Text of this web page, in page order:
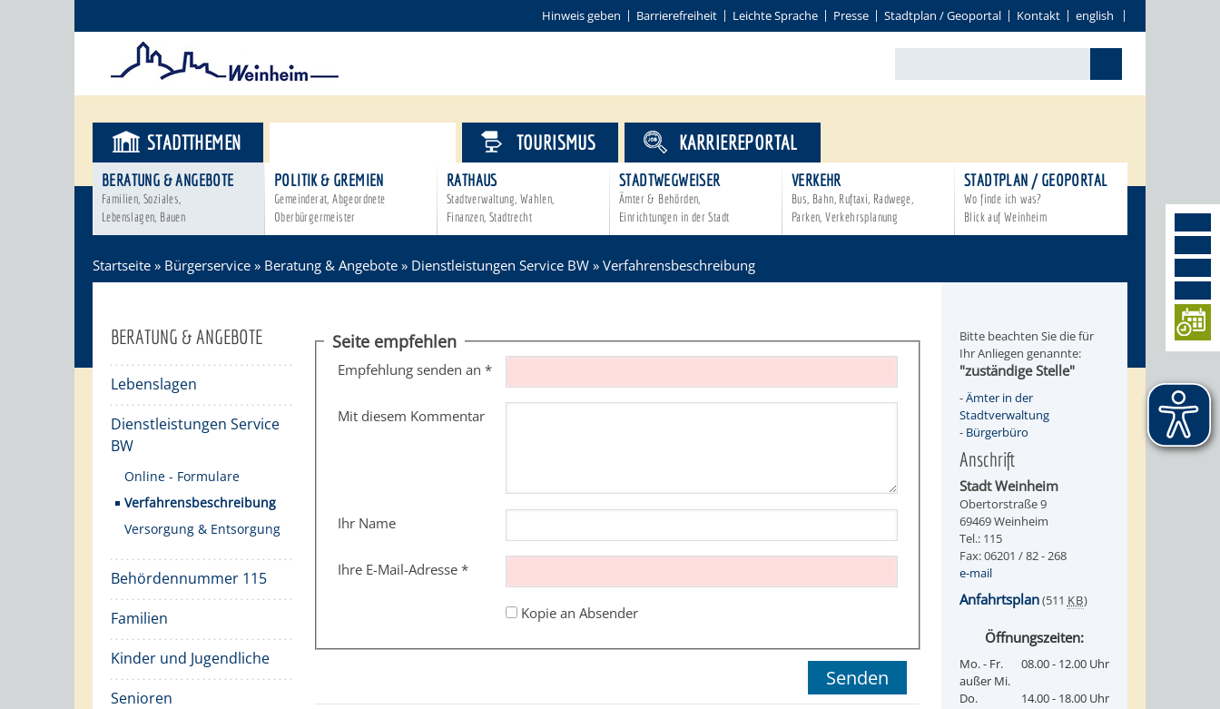
Hinweis geben Barrierefreiheit Leichte Sprache Presse Stadtplan / Geoportal Kontakt english
STADTTHEMEN
BERATUNG & ANGEBOTE
Familien, Soziales,
Lebenslagen, Bauen
POLITIK & GREMIEN
Gemeinderat, Abgeordnete
Oberbürgermeister
RATHAUS
Stadtverwaltung, Wahlen,
Finanzen, Stadtrecht
STADTWEGWEISER
Ämter & Behörden,
Einrichtungen in der Stadt
VERKEHR
Bus, Bahn, Ruftaxi, Radwege,
Parken, Verkehrsplanung
STADTPLAN / GEOPORTAL
Wo finde ich was?
Blick auf Weinheim
TOURISMUS KARRIEREPORTAL
Startseite » Bürgerservice » Beratung & Angebote » Dienstleistungen Service BW » Verfahrensbeschreibung
BERATUNG & ANGEBOTE
Lebenslagen
Dienstleistungen Service
BW
Online - Formulare
Verfahrensbeschreibung
Versorgung & Entsorgung
Behördennummer 115
Familien
Kinder und Jugendliche
Senioren
Seite empfehlen
Empfehlung senden an *
Mit diesem Kommentar
Ihr Name
Ihre E-Mail-Adresse*
Kopie an Absender
Bitte beachten Sie die für
Ihr Anliegen genannte:
"zuständige Stelle"
-Ämter in der
Stadtverwaltung
- Bürgerbüro
Anschrift
Stadt Weinheim
Obertorstraße 9
69469 Weinheim
Tel.: 115
Fax: 06201 / 82 - 268
e-mail
Anfahrtsplan(511 KB)
Öffnungszeiten:
Mo. - Fr.
außer Mi.
08.00 - 12.00 Uhr
Do.
14.00 - 18.00 Uhr